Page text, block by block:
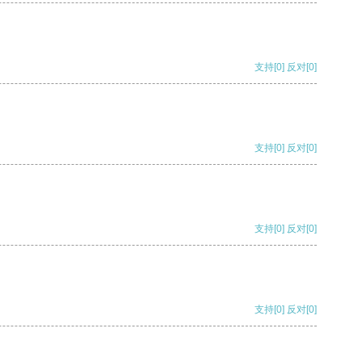
支持[0] 反对[0]
支持[0] 反对[0]
支持[0] 反对[0]
支持[0] 反对[0]